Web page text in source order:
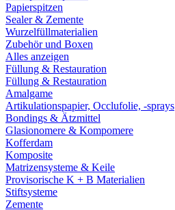
Papierspitzen
Sealer & Zemente
Wurzelfüllmaterialien
Zubehör und Boxen
Alles anzeigen
Füllung & Restauration
Füllung & Restauration
Amalgame
Artikulationspapier, Occlufolie, -sprays
Bondings & Ätzmittel
Glasionomere & Kompomere
Kofferdam
Komposite
Matrizensysteme & Keile
Provisorische K + B Materialien
Stiftsysteme
Zemente